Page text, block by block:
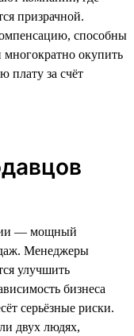
призрачной.
способны
многократно окупить
плату за счёт
— мощный
Менеджеры
улучшить
бизнеса
серьёзные риски.
двух людях,